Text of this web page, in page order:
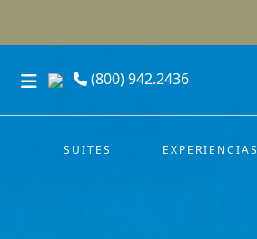
(800) 942.2436
SUITES EXPERIENCIAS